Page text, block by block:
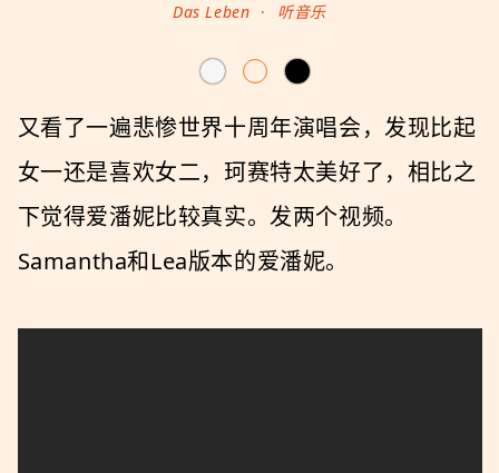
Das Leben · 听音乐
又看了一遍悲惨世界十周年演唱会，发现比起
女一还是喜欢女二，珂赛特太美好了，相比之
下觉得爱潘妮比较真实。发两个视频。
Samantha和Lea版本的爱潘妮。